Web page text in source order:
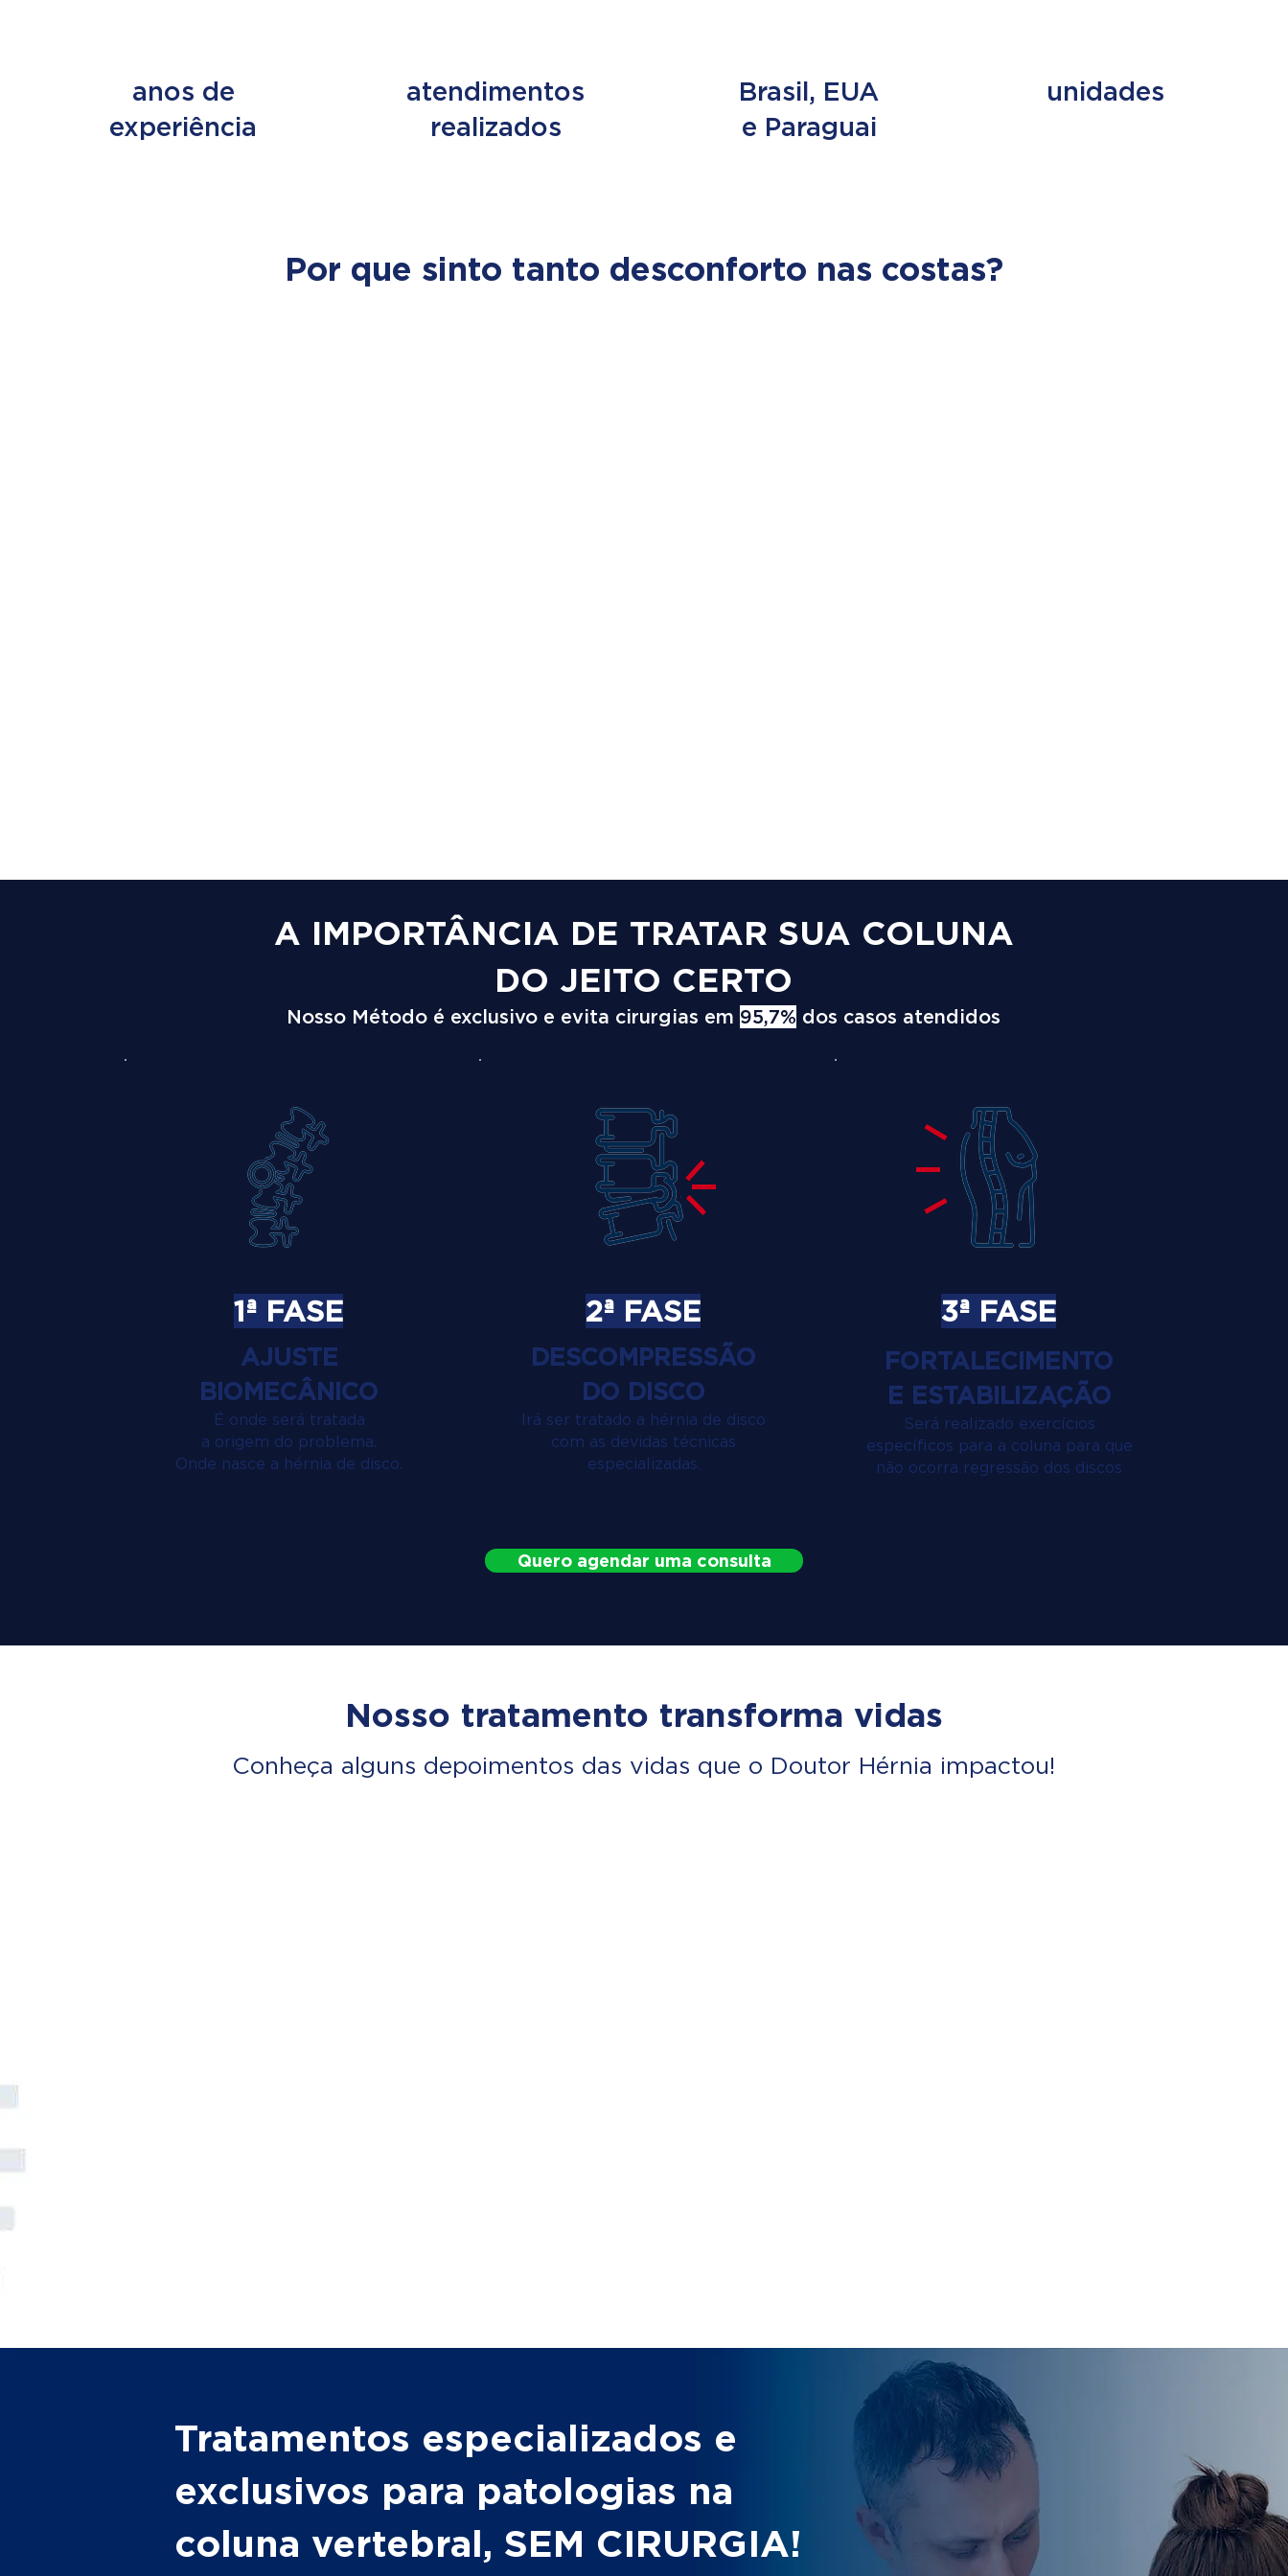
unidades
Brasil, EUA
e Paraguai
atendimentos
realizados
anos de
experiência
Por que sinto tanto desconforto nas costas?
A IMPORTÂNCIA DE TRATAR SUA COLUNA
DO JEITO CERTO
Nosso Método é exclusivo e evita cirurgias em 95,7% dos casos atendidos
1ª FASE
AJUSTE
BIOMECÂNICO
É onde será tratada
a origem do problema.
Onde nasce a hérnia de disco.
2ª FASE
DESCOMPRESSÃO
DO DISCO
Irá ser tratado a hérnia de disco
com as devidas técnicas
especializadas.
3ª FASE
FORTALECIMENTO
E ESTABILIZAÇÃO
Será realizado exercícios
específicos para a coluna para que
não ocorra regressão dos discos
Quero agendar uma consulta
Nosso tratamento transforma vidas
Conheça alguns depoimentos das vidas que o Doutor Hérnia impactou!
Tratamentos especializados e
exclusivos para patologias na
coluna vertebral, SEM CIRURGIA!